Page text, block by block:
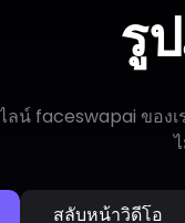
รู
น์ faceswapai ของ
สลับหน้าวิดีโอ